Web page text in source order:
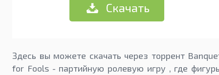
Скачать
Здесь вы можете скачать через торрент
for Fools - партийную ролевую игру , где